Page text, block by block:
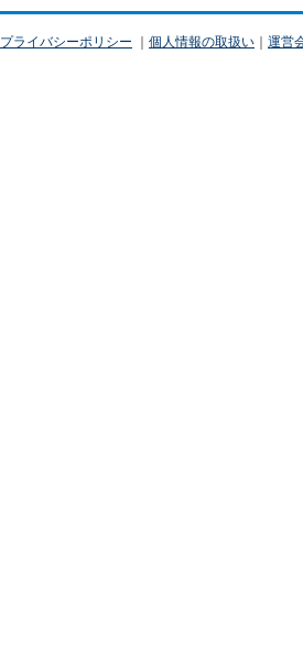
プライバシーポリシー ｜ 個人情報の取扱い ｜ 運営